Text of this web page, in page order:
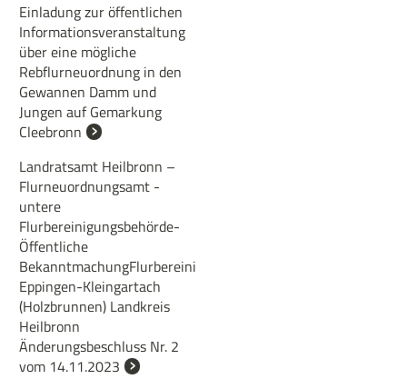
Einladung zur öffentlichen
Informationsveranstaltung
über eine mögliche
Rebflurneuordnung in den
Gewannen Damm und
Jungen auf Gemarkung
Cleebronn
Landratsamt Heilbronn –
Flurneuordnungsamt -
untere
Flurbereinigungsbehörde-
Öffentliche
BekanntmachungFlurbereinigung
Eppingen-Kleingartach
(Holzbrunnen) Landkreis
Heilbronn
Änderungsbeschluss Nr. 2
vom 14.11.2023